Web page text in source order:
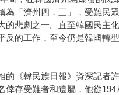
為「濟州四．三」，受難民
的悲劇之一。直至韓國民主
反的工作，至今仍是韓國轉
的《韓民族日報》資深記者
倖存受難者和遺屬，他從